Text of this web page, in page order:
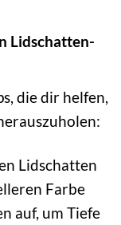
Lidschatten-
die dir helfen,
Lidschatten
Farbe
auf, um Tiefe